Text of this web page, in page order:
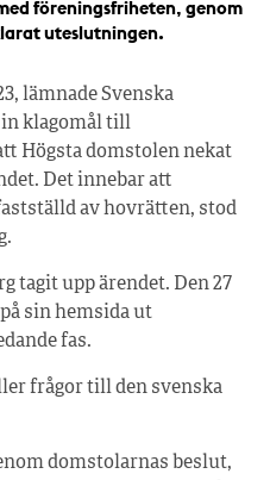
föreningsfriheten, genom
uteslutningen.
lämnade Svenska
klagomål till
Högsta domstolen nekat
Det innebar att
av hovrätten, stod
tagit upp ärendet. Den 27
sin hemsida ut
fas.
frågor till den svenska
domstolarnas beslut,